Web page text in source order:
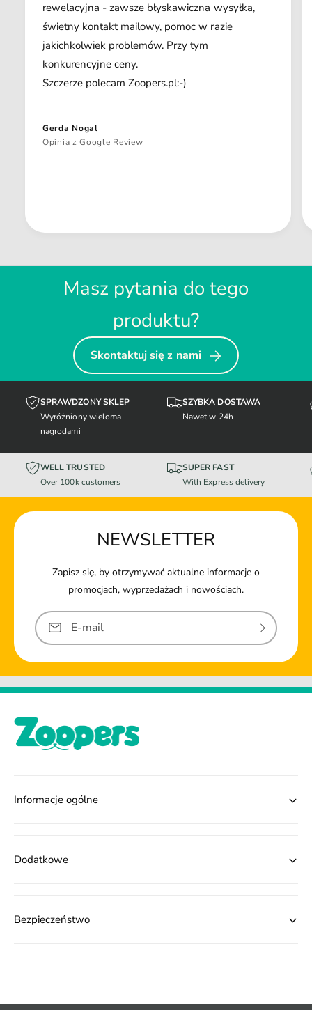
rewelacyjna - zawsze błyskawiczna wysyłka,
świetny kontakt mailowy, pomoc w razie
jakichkolwiek problemów. Przy tym
konkurencyjne ceny.
Szczerze polecam Zoopers.pl:-)
Gerda Nogal
Opinia z Google Review
Masz pytania do tego
produktu?
Skontaktuj się z nami
SPRAWDZONY SKLEP
Wyróżniony wieloma
nagrodami
SZYBKA DOSTAWA
Nawet w 24h
WELL TRUSTED
Over 100k customers
SUPER FAST
With Express delivery
NEWSLETTER
Zapisz się, by otrzymywać aktualne informacje o
promocjach, wyprzedażach i nowościach.
E-mail
Informacje ogólne
Dodatkowe
Bezpieczeństwo
e